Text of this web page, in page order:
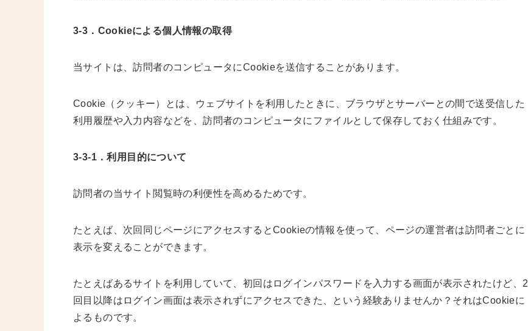
3-3．Cookieによる個人情報の取得
当サイトは、訪問者のコンピュータにCookieを送信することがあります。
Cookie（クッキー）とは、ウェブサイトを利用したときに、ブラウザとサーバーとの間で送受信した
利用履歴や入力内容などを、訪問者のコンピュータにファイルとして保存しておく仕組みです。
3-3-1．利用目的について
訪問者の当サイト閲覧時の利便性を高めるためです。
たとえば、次回同じページにアクセスするとCookieの情報を使って、ページの運営者は訪問者ごとに
表示を変えることができます。
たとえばあるサイトを利用していて、初回はログインパスワードを入力する画面が表示されたけど、2
回目以降はログイン画面は表示されずにアクセスできた、という経験ありませんか？それはCookieに
よるものです。